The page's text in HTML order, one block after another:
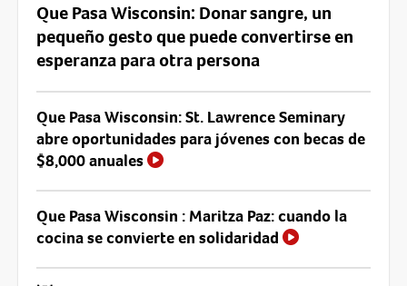
Que Pasa Wisconsin: Donar sangre, un
pequeño gesto que puede convertirse en
esperanza para otra persona
Que Pasa Wisconsin: St. Lawrence Seminary
abre oportunidades para jóvenes con becas de
$8,000 anuales
Que Pasa Wisconsin : Maritza Paz: cuando la
cocina se convierte en solidaridad